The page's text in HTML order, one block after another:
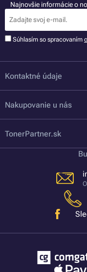
Najnovšie informácie o
Súhlasím so spracovaním
Kontaktné údaje
Nakupovanie u nás
TonerPartner.sk